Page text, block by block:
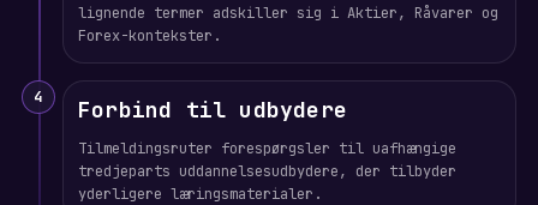
lignende termer adskiller sig i Aktier, Råvarer og
Forex-kontekster.
4 Forbind til udbydere
Tilmeldingsruter forespørgsler til uafhængige
tredjeparts uddannelsesudbydere, der tilbyder
yderligere læringsmaterialer.